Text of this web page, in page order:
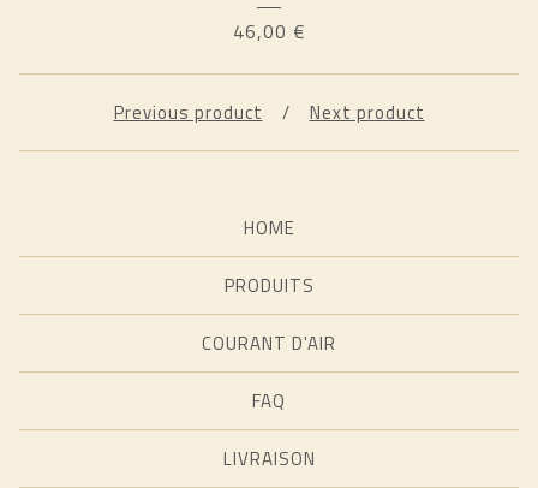
46,00 €
Previous product Next product
HOME
PRODUITS
COURANT D'AIR
FAQ
LIVRAISON